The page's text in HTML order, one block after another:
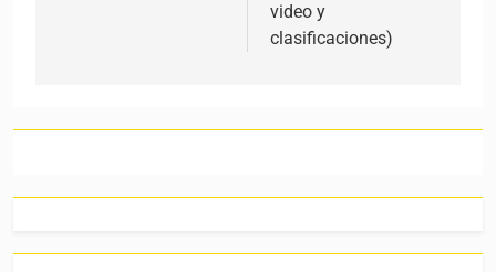
video y
clasificaciones)